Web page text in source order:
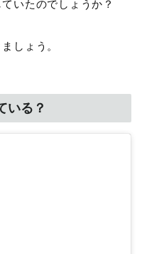
いたのでしょうか？
しょう。
いる？